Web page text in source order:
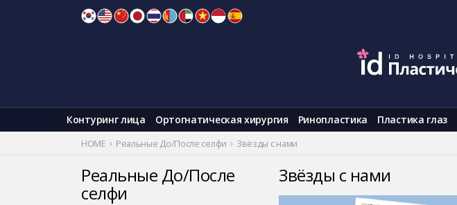
Контуринг лица Ортогнатическая хирургия Ринопластика Пластика глаз
HOME Реальные До/После селфи Звёзды с нами
Звёзды с нами
Реальные До/После
селфи